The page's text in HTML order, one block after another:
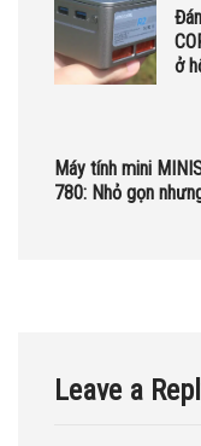
ở
Máy tính mini
780: Nhỏ gọn
Leave a